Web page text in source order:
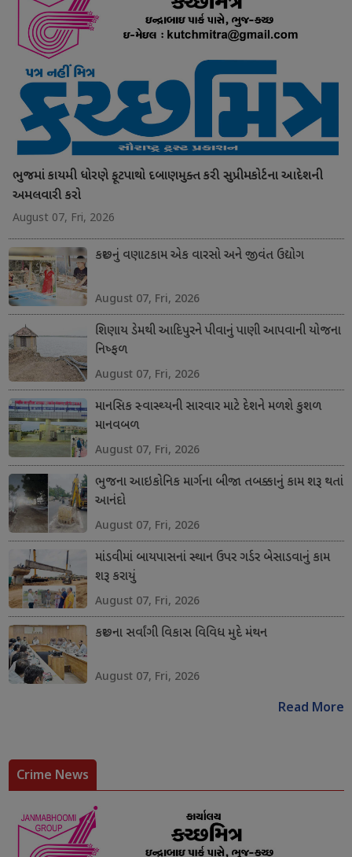
ભુજમાં કાયમી ધોરણે ફૂટપાથો દબાણમુક્ત કરી સુપ્રીમકોર્ટના આદેશની
અમલવારી કરો
August 07, Fri, 2026
કચ્છનું વણાટકામ એક વારસો અને જીવંત ઉદ્યોગ
August 07, Fri, 2026
શિણાય ડેમથી આદિપુરને પીવાનું પાણી આપવાની યોજના
નિષ્ફળ
August 07, Fri, 2026
માનસિક સ્વાસ્થ્યની સારવાર માટે દેશને મળશે કુશળ
માનવબળ
August 07, Fri, 2026
ભુજના આઇકોનિક માર્ગના બીજા તબક્કાનું કામ શરૂ થતાં
આનંદો
August 07, Fri, 2026
માંડવીમાં બાયપાસનાં સ્થાન ઉપર ગર્ડર બેસાડવાનું કામ
શરૂ કરાયું
August 07, Fri, 2026
કચ્છના સર્વાંગી વિકાસ વિવિધ મુદે મંથન
August 07, Fri, 2026
Read More
Crime News